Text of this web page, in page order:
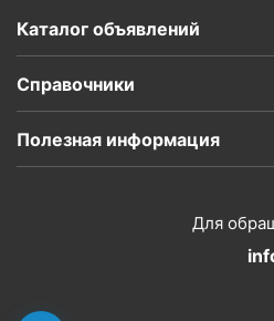
Каталог объявлений
Справочники
Полезная информация
Для